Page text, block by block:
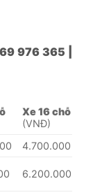
976 365 |
Xe 16 chỗ
(VNĐ)
4.700.000
6.200.000